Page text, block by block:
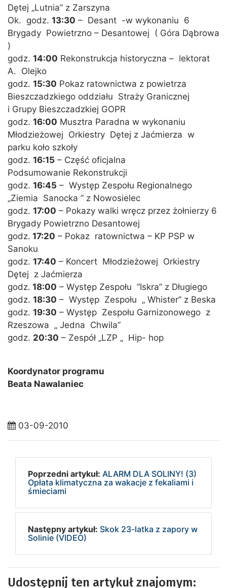
Dętej „Lutnia” z Zarszyna
Ok. godz. 13:30 – Desant -w wykonaniu 6
Brygady Powietrzno – Desantowej ( Góra Dąbrowa
)
godz. 14:00 Rekonstrukcja historyczna – lektorat
A. Olejko
godz. 15:30 Pokaz ratownictwa z powietrza
Bieszczadzkiego oddziału Straży Granicznej
i Grupy Bieszczadzkiej GOPR
godz. 16:00 Musztra Paradna w wykonaniu
Młodzieżowej Orkiestry Dętej z Jaćmierza w
parku koło szkoły
godz. 16:15 – Część oficjalna
Podsumowanie Rekonstrukcji
godz. 16:45 – Występ Zespołu Regionalnego
„Ziemia Sanocka ” z Nowosielec
godz. 17:00 – Pokazy walki wręcz przez żołnierzy 6
Brygady Powietrzno Desantowej
godz. 17:20 – Pokaz ratownictwa – KP PSP w
Sanoku
godz. 17:40 – Koncert Młodzieżowej Orkiestry
Dętej z Jaćmierza
godz. 18:00 – Występ Zespołu ”Iskra” z Długiego
godz. 18:30 – Występ Zespołu „ Whister” z Beska
godz. 19:30 – Występ Zespołu Garnizonowego z
Rzeszowa „ Jedna Chwila”
godz. 20:30 – Zespół „LZP „ Hip- hop
Koordynator programu
Beata Nawalaniec
03-09-2010
Poprzedni artykuł: ALARM DLA SOLINY! (3)
Opłata klimatyczna za wakacje z fekaliami i
śmieciami
Następny artykuł: Skok 23-latka z zapory w
Solinie (VIDEO)
Udostępnij ten artykuł znajomym: